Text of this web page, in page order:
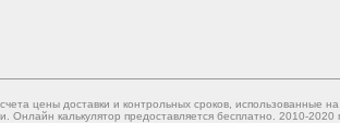
цены доставки и контрольных сроков, использованные
Онлайн калькулятор предоставляется бесплатно. 2010-2020